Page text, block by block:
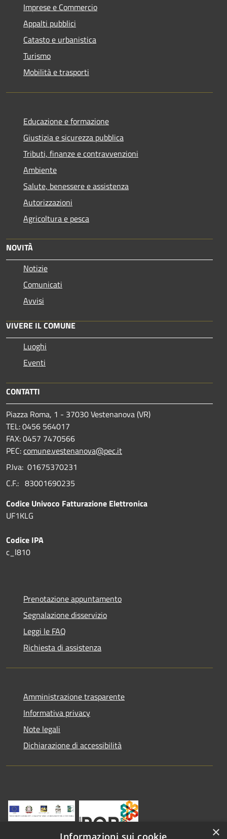
Imprese e Commercio
Appalti pubblici
Catasto e urbanistica
Turismo
Mobilità e trasporti
Educazione e formazione
Giustizia e sicurezza pubblica
Tributi, finanze e contravvenzioni
Ambiente
Salute, benessere e assistenza
Autorizzazioni
Agricoltura e pesca
NOVITÀ
Notizie
Comunicati
Avvisi
VIVERE IL COMUNE
Luoghi
Eventi
CONTATTI
Piazza Roma, 1 - 37030 Vestenanova (VR)
TEL: 0456 564017
FAX: 0457 7470566
PEC:comune.vestenanova@pec.it
P.Iva: 01675370231
C.F.: 83001690235
Codice Univoco Fatturazione Elettronica
UF1KLG
Codice IPA
c_l810
Prenotazione appuntamento
Segnalazione disservizio
Leggi le FAQ
Richiesta di assistenza
Amministrazione trasparente
Informativa privacy
Note legali
Dichiarazione di accessibilità
×
Informazioni sui cookie